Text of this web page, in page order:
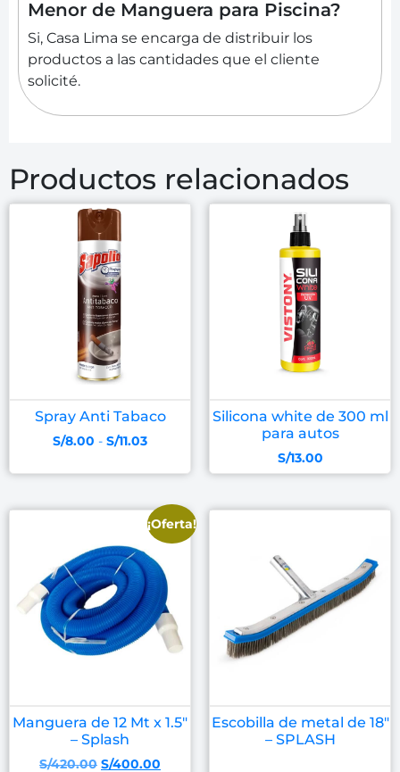
Menor de Manguera para Piscina?
Si, Casa Lima se encarga de distribuir los
productos a las cantidades que el cliente
solicité.
Productos relacionados
Spray Anti Tabaco
S/8.00 - S/11.03
Silicona white de 300 ml
para autos
S/13.00
¡Oferta!
Manguera de 12 Mt x 1.5″
– Splash
S/420.00 S/400.00
Escobilla de metal de 18″
– SPLASH